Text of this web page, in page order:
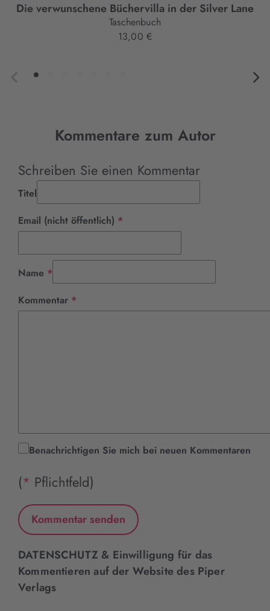
Die verwunschene Büchervilla in der Silver Lane
Taschenbuch
13,00 €
Kommentare zum Autor
Schreiben Sie einen Kommentar
Titel
Email (nicht öffentlich) *
Name *
Kommentar *
Benachrichtigen Sie mich bei neuen Kommentaren
(* Pflichtfeld)
DATENSCHUTZ & Einwilligung für das
Kommentieren auf der Website des Piper
Verlags